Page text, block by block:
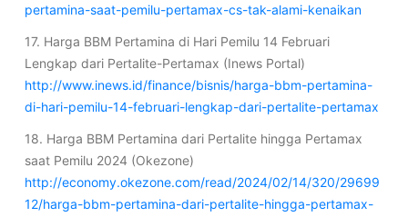
pertamina-saat-pemilu-pertamax-cs-tak-alami-kenaikan
17. Harga BBM Pertamina di Hari Pemilu 14 Februari
Lengkap dari Pertalite-Pertamax (Inews Portal)
http://www.inews.id/finance/bisnis/harga-bbm-pertamina-
di-hari-pemilu-14-februari-lengkap-dari-pertalite-pertamax
18. Harga BBM Pertamina dari Pertalite hingga Pertamax
saat Pemilu 2024 (Okezone)
http://economy.okezone.com/read/2024/02/14/320/29699
12/harga-bbm-pertamina-dari-pertalite-hingga-pertamax-